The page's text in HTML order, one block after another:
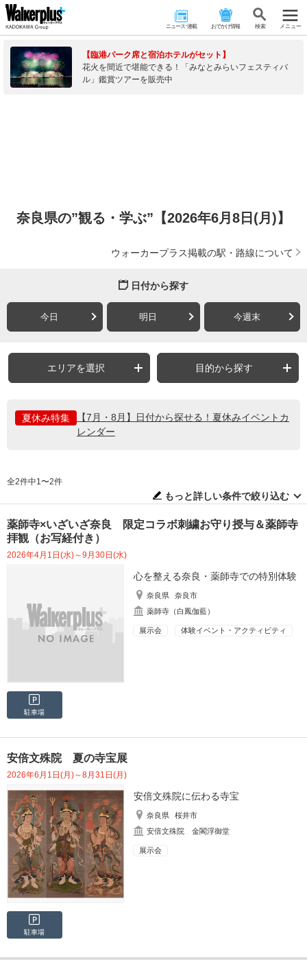
ニュース･連載 おでかけ情報 検 索 メニュー
【臨港パーク席と宿泊ホテルがセット】
花火を間近で堪能できる！「みなとみらいフェスティバ
ル」鑑賞ツアーを販売中
奈良県の”観る・学ぶ”【2026年6月8日(月)】
ウォーカープラス掲載の駅・路線について
日付から探す
今日 明日 今週末
エリアを選択 目的から探す
夏休み特集
【7月・8月】日付から探せる！夏休みイベントカ
レンダー
全2件中1〜2件
もっと詳しい条件で絞り込む
薬師寺×いざいざ奈良 限定コラボ刺繍お守り授与＆薬師寺
拝観（お写経付き）
2026年4月1日(水)～9月30日(水)
心を整える奈良・薬師寺での特別体験
奈良県
奈良市
薬師寺（白鳳伽藍）
展示会 体験イベント・アクティビティ
駐車場
安倍文殊院 夏の寺宝展
2026年6月1日(月)～8月31日(月)
安倍文殊院に伝わる寺宝
奈良県
桜井市
安倍文殊院 金閣浮御堂
展示会
駐車場